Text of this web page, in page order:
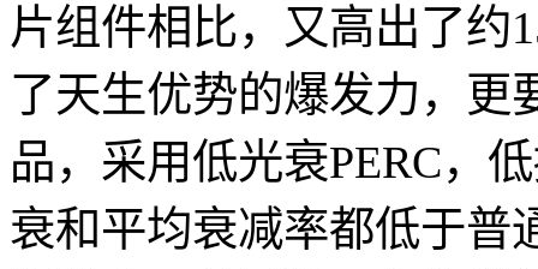
片组件相比，又高出了约
了天生优势的爆发力，更
品，采用低光衰PERC，
衰和平均衰减率都低于普